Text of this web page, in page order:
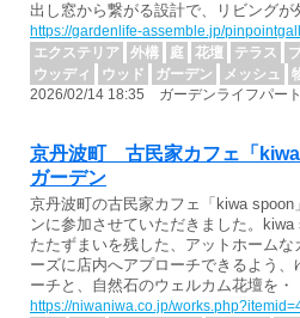
出し窓から繋がる設計で、リビングが
https://gardenlife-assemble.jp/
エクステリア
外構 庭 花壇 テラス
ウッディ
ウッド ガーデン メッシュ
2026/02/14 18:35 ガーデンライフパート
京丹波町 古民家カフェ「
ガーデン
京丹波町の古民家カフェ「kiwa spoon
ンに参加させていただきました。
たたずまいを残した、アットホーム
ーズに店内へアプローチできるよう
ーチと、自然石のウェルカム花壇を・
https://niwaniwa.co.jp/